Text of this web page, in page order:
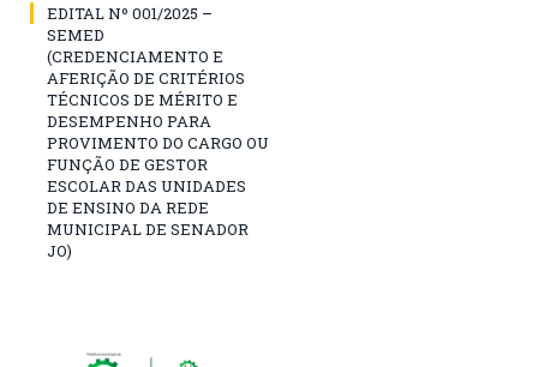
EDITAL Nº 001/2025 –
SEMED
(CREDENCIAMENTO E
AFERIÇÃO DE CRITÉRIOS
TÉCNICOS DE MÉRITO E
DESEMPENHO PARA
PROVIMENTO DO CARGO OU
FUNÇÃO DE GESTOR
ESCOLAR DAS UNIDADES
DE ENSINO DA REDE
MUNICIPAL DE SENADOR
JO)